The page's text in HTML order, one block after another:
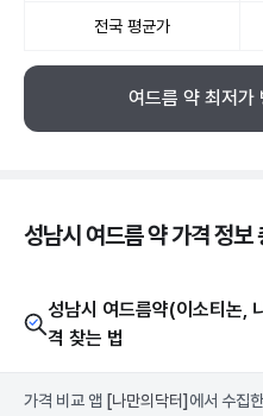
전국 평균가
여드름 약 최저가
성남시 여드름 약 가격 정보
성남시 여드름약(이소티논,
격 찾는 법
가격 비교 앱 [나만의닥터] 에서 수집